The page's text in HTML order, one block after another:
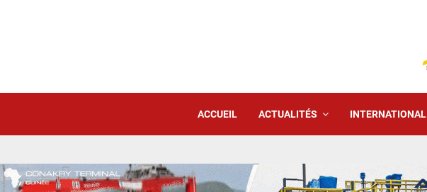
ACCUEIL ACTUALITÉS INTERNATIONAL